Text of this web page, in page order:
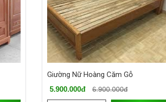
Giường Nữ Hoàng Căm Gỗ
5.900.000đ 6.900.000đ